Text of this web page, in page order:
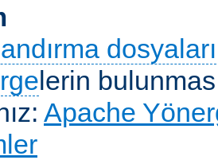
dosyaları
lerin
Apache